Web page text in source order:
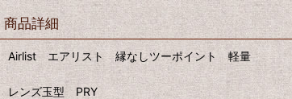
商品詳細
Airlist エアリスト 縁なしツーポイント 軽量
レンズ玉型 PRY